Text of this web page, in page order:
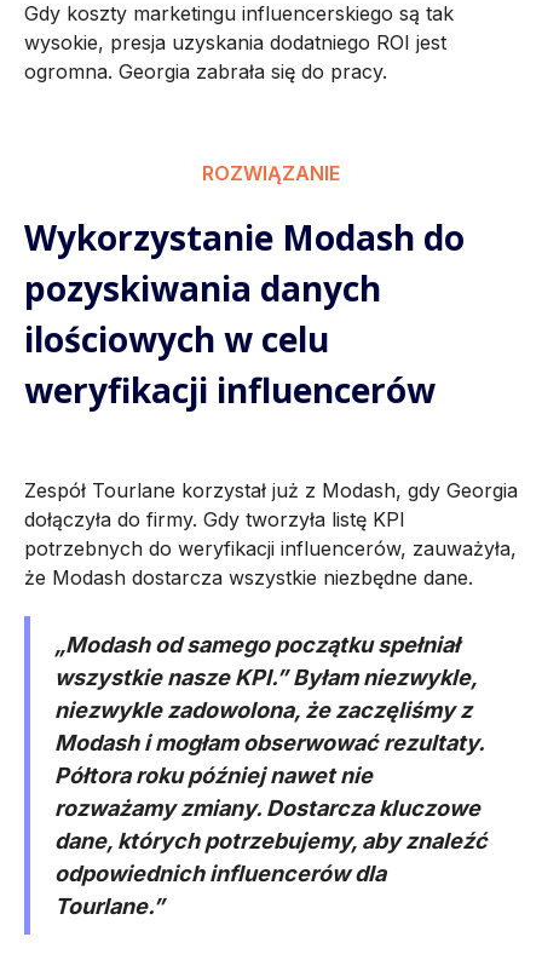
Gdy koszty marketingu influencerskiego są tak
wysokie, presja uzyskania dodatniego ROI jest
ogromna. Georgia zabrała się do pracy.
ROZWIĄZANIE
Wykorzystanie Modash do
pozyskiwania danych
ilościowych w celu
weryfikacji influencerów
Zespół Tourlane korzystał już z Modash, gdy Georgia
dołączyła do firmy. Gdy tworzyła listę KPI
potrzebnych do weryfikacji influencerów, zauważyła,
że Modash dostarcza wszystkie niezbędne dane.
„Modash od samego początku spełniał
wszystkie nasze KPI.” Byłam niezwykle,
niezwykle zadowolona, że zaczęliśmy z
Modash i mogłam obserwować rezultaty.
Półtora roku później nawet nie
rozważamy zmiany. Dostarcza kluczowe
dane, których potrzebujemy, aby znaleźć
odpowiednich influencerów dla
Tourlane.”